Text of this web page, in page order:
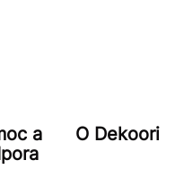
a
O Dekoori